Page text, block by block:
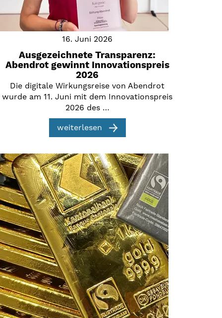
16. Juni 2026
Ausgezeichnete Transparenz:
Abendrot gewinnt Innovationspreis
2026
Die digitale Wirkungsreise von Abendrot
wurde am 11. Juni mit dem Innovationspreis
2026 des …
weiterlesen